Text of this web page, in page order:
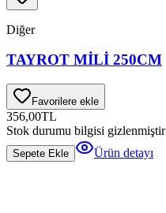
Diğer
TAYROT MİLİ 250CM
Favorilere ekle
356,00TL
Stok durumu bilgisi gizlenmiştir
Sepete Ekle Ürün detayı